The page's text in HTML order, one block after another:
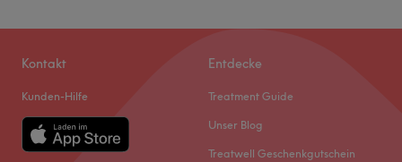
Kontakt
Kunden-Hilfe
Entdecke
Treatment Guide
Unser Blog
Treatwell Geschenkgutschein